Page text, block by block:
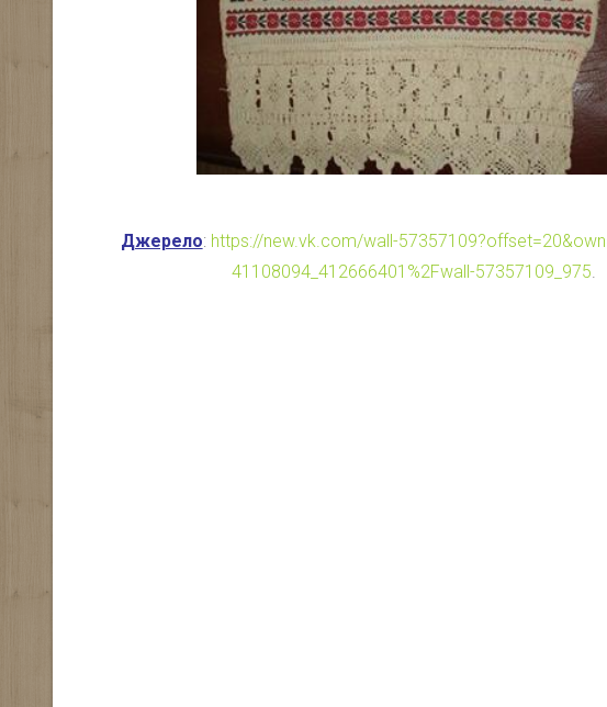
Джерело: https://new.vk.com/wall-
41108094_412666401%2Fwall-57357109_975.